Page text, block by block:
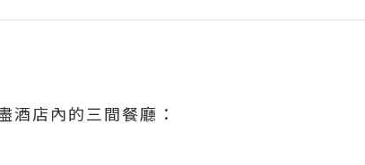
酒店內的三間餐廳：